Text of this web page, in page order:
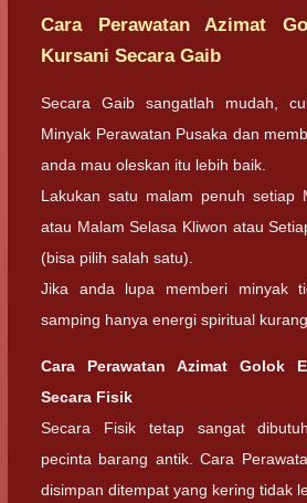
Cara Perawatan Azimat
Kursani Secara Gaib
Secara Gaib sangatlah mudah,
Minyak Perawatan Pusaka dan
anda mau oleskan itu lebih baik.
Lakukan satu malam penuh setiap
atau Malam Selasa Kliwon atau
(bisa pilih salah satu).
Jika anda lupa memberi minyak
samping hanya energi spiritual
Cara Perawatan Azimat Golok
Secara Fisik
Secara Fisik tetap sangat
pecinta barang antik. Cara
disimpan ditempat yang kering tidak